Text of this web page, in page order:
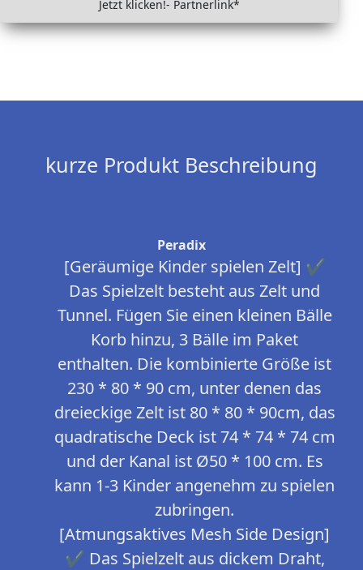
Jetzt klicken!- Partnerlink*
kurze Produkt Beschreibung
Peradix
[Geräumige Kinder spielen Zelt] ✔
Das Spielzelt besteht aus Zelt und
Tunnel. Fügen Sie einen kleinen Bälle
Korb hinzu, 3 Bälle im Paket
enthalten. Die kombinierte Größe ist
230 * 80 * 90 cm, unter denen das
dreieckige Zelt ist 80 * 80 * 90cm, das
quadratische Deck ist 74 * 74 * 74 cm
und der Kanal ist Ø50 * 100 cm. Es
kann 1-3 Kinder angenehm zu spielen
zubringen.
[Atmungsaktives Mesh Side Design]
✔ Das Spielzelt aus dickem Draht,